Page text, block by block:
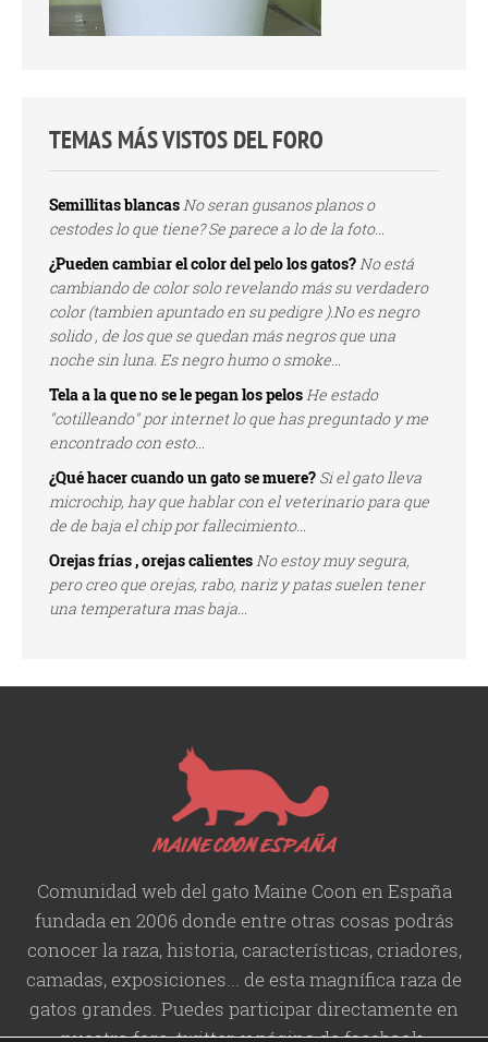
TEMAS MÁS VISTOS DEL FORO
Semillitas blancasNo seran gusanos planos o
cestodes lo que tiene? Se parece a lo de la foto...
¿Pueden cambiar el color del pelo los gatos?No está
cambiando de color solo revelando más su verdadero
color (tambien apuntado en su pedigre ).No es negro
solido , de los que se quedan más negros que una
noche sin luna. Es negro humo o smoke...
Tela a la que no se le pegan los pelosHe estado
"cotilleando" por internet lo que has preguntado y me
encontrado con esto...
¿Qué hacer cuando un gato se muere? Si el gato lleva
microchip, hay que hablar con el veterinario para que
de de baja el chip por fallecimiento...
Orejas frías , orejas calientesNo estoy muy segura,
pero creo que orejas, rabo, nariz y patas suelen tener
una temperatura mas baja...
Comunidad web del gato Maine Coon en España
fundada en 2006 donde entre otras cosas podrás
conocer la raza, historia,características, criadores,
camadas, exposiciones... de esta magnífica raza de
gatos grandes. Puedes participar directamente en